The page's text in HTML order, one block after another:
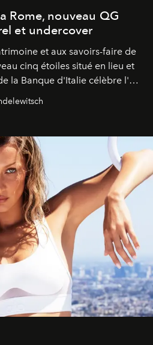
Rome, nouveau QG
et undercover
et aux savoirs-faire de
cinq étoiles situé en lieu et
la Banque d'Italie célèbre l'art